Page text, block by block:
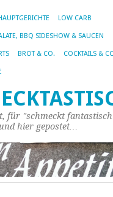
LOW CARB
BBQ SIDESHOW & SAUCEN
BROT & CO. COCKTAILS &
für "schmeckt
und hier gepostet…